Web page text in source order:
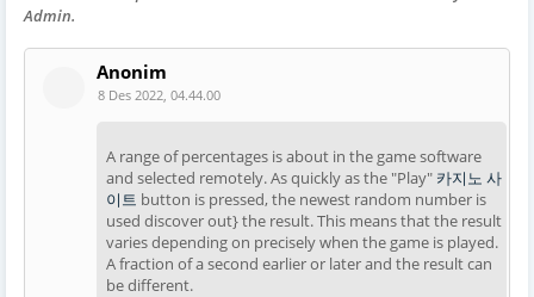
Admin.
Anonim
8 Des 2022, 04.44.00
A range of percentages is about in the game software
and selected remotely. As quickly as the "Play" 카지노 사
이트 button is pressed, the newest random number is
used discover out} the result. This means that the result
varies depending on precisely when the game is played.
A fraction of a second earlier or later and the result can
be different.